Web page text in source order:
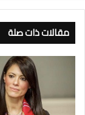
وكذلك ممثلي
وبعض قيادات وزارة
تمكن برنامج
من 12 الف
2023 و بذلك
مقالات ذات صلة